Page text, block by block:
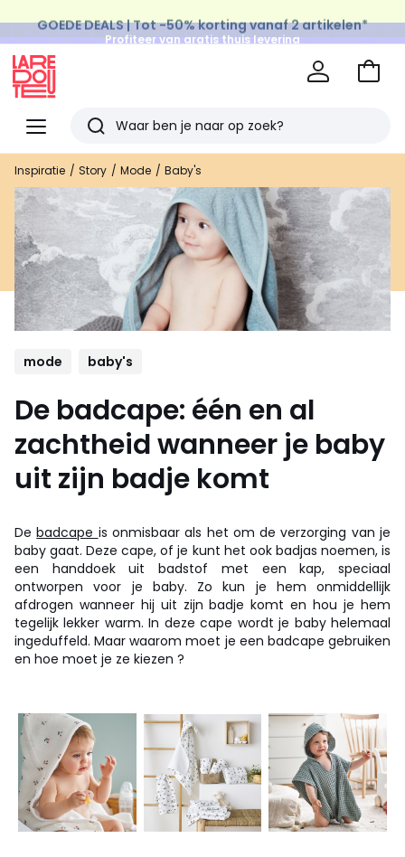
Profiteer van gratis thuis levering
op al de Mode & Home aankopen
Menu
Redoute
Zoeken
Laatst
bekeken
artikelen
Naar
Inspiratie Story Mode Baby's
mode baby's
De badcape: één en al
zachtheid wanneer je baby
uit zijn badje komt
Debadcape is onmisbaar als het om de verzorging van je
baby gaat. Deze cape, of je kunt het ook badjas noemen, is
een handdoek uit badstof met een kap, speciaal
ontworpen voor je baby. Zo kun je hem onmiddellijk
afdrogen wanneer hij uit zijn badje komt en hou je hem
tegelijk lekker warm. In deze cape wordt je baby helemaal
ingeduffeld. Maar waarom moet je een badcape gebruiken
en hoe moet je ze kiezen ?